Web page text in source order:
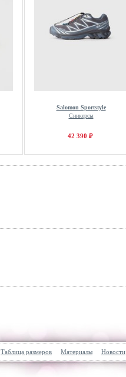
Salomon Sportstyle
Сникерсы
42 390 ₽
Таблица размеров Материалы Новости